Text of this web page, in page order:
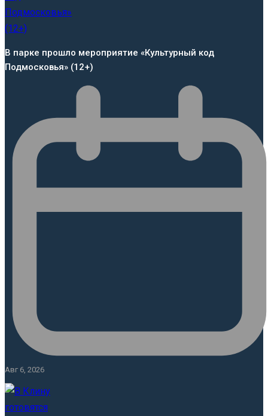
В парке прошло мероприятие «Культурный код
Подмосковья» (12+)
Авг 6, 2026